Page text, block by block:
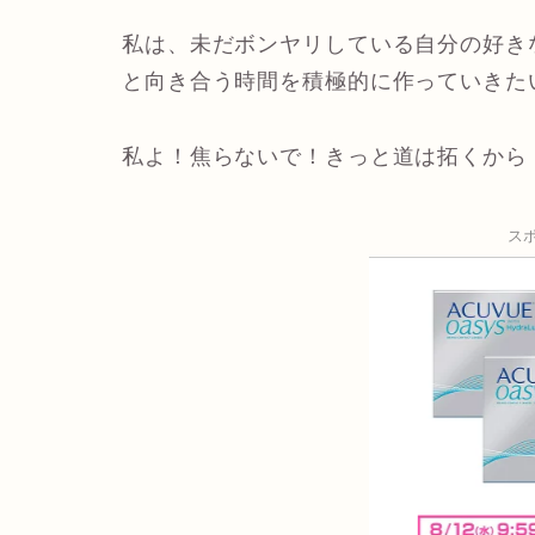
私は、未だボンヤリしている自分の好
と向き合う時間を積極的に作っていき
私よ！焦らないで！きっと道は拓くから
ス